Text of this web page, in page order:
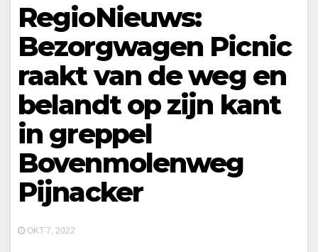
RegioNieuws:
Bezorgwagen Picnic
raakt van de weg en
belandt op zijn kant
in greppel
Bovenmolenweg
Pijnacker
OKT 7, 2022